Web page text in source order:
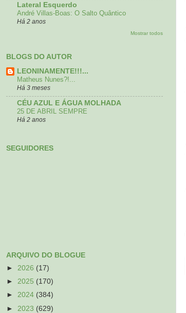
Lateral Esquerdo
André Villas-Boas: O Salto Quântico
Há 2 anos
Mostrar todos
BLOGS DO AUTOR
LEONINAMENTE!!!...
Matheus Nunes?!...
Há 3 meses
CÉU AZUL E ÁGUA MOLHADA
25 DE ABRIL SEMPRE
Há 2 anos
SEGUIDORES
ARQUIVO DO BLOGUE
► 2026 (17)
► 2025 (170)
► 2024 (384)
► 2023 (629)